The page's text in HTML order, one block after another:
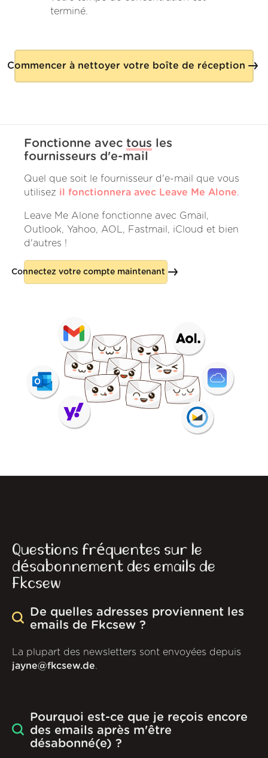
terminé.
Commencer à nettoyer votre boîte de réception
Fonctionne avec tous
les
fournisseurs d'e-mail
Quel que soit le fournisseur d'e-mail que vous
utilisez il fonctionnera avec Leave Me Alone.
Leave Me Alone fonctionne avec Gmail,
Outlook, Yahoo, AOL, Fastmail, iCloud et bien
d'autres !
Connectez votre compte maintenant
Questions fréquentes sur le
désabonnement des emails de
Fkcsew
De quelles adresses proviennent les
emails de Fkcsew ?
La plupart des newsletters sont envoyées depuis
jayne@fkcsew.de.
Pourquoi est-ce que je reçois encore
des emails après m'être
désabonné(e) ?